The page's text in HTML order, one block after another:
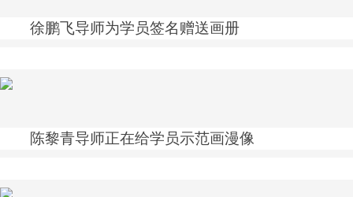
徐鹏飞导师为学员签名赠送画册
陈黎青导师正在给学员示范画漫像